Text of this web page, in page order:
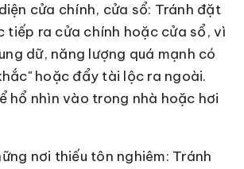
cửa chính, cửa sổ: Tránh đặt
tiếp ra cửa chính hoặc cửa sổ, vì
dữ, năng lượng quá mạnh có
hoặc đẩy tài lộc ra ngoài.
hổ nhìn vào trong nhà hoặc hơi
nơi thiếu tôn nghiêm: Tránh